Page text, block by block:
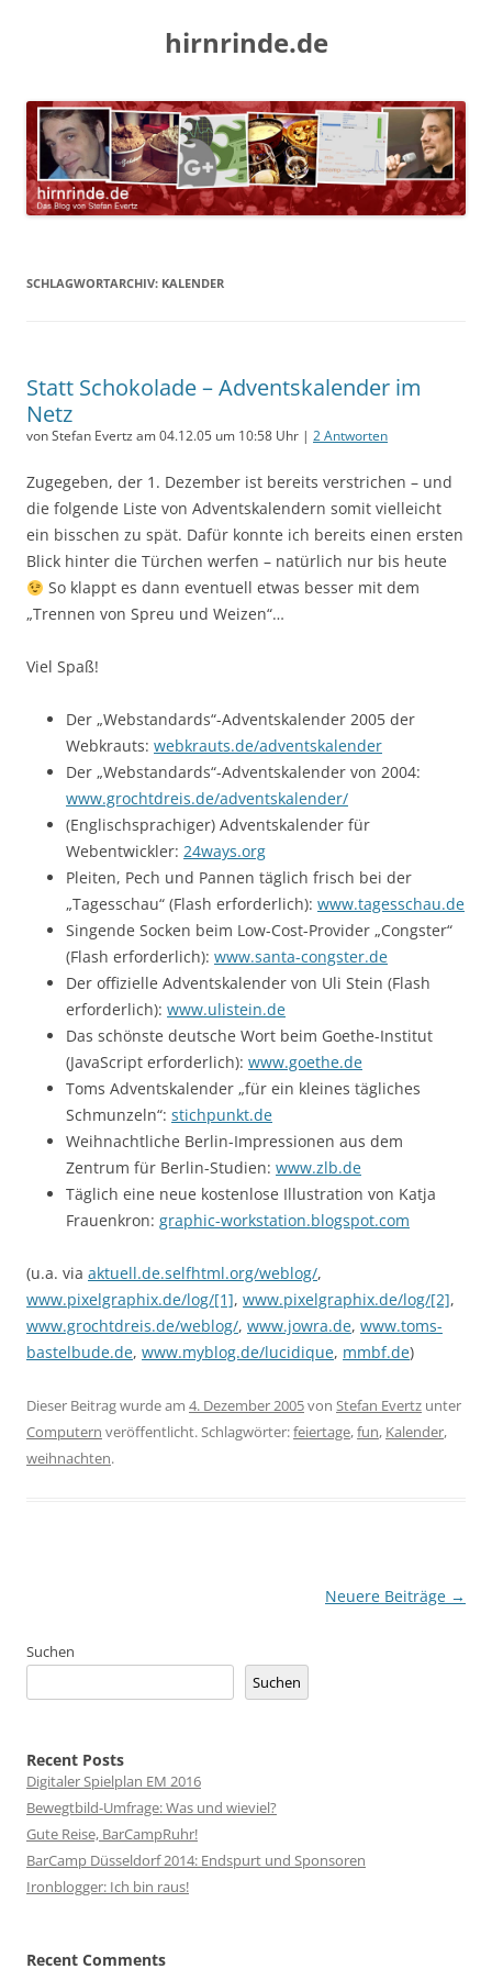
hirnrinde.de
SCHLAGWORTARCHIV: KALENDER
Statt Schokolade – Adventskalender im
Netz
von Stefan Evertz am 04.12.05 um 10:58 Uhr | 2 Antworten
Zugegeben, der 1. Dezember ist bereits verstrichen – und
die folgende Liste von Adventskalendern somit vielleicht
ein bisschen zu spät. Dafür konnte ich bereits einen ersten
Blick hinter die Türchen werfen – natürlich nur bis heute
So klappt es dann eventuell etwas besser mit dem
„Trennen von Spreu und Weizen“…
Viel Spaß!
Der „Webstandards“-Adventskalender 2005 der
Webkrauts: webkrauts.de/adventskalender
Der „Webstandards“-Adventskalender von 2004:
www.grochtdreis.de/adventskalender/
(Englischsprachiger) Adventskalender für
Webentwickler: 24ways.org
Pleiten, Pech und Pannen täglich frisch bei der
„Tagesschau“ (Flash erforderlich): www.tagesschau.de
Singende Socken beim Low-Cost-Provider „Congster“
(Flash erforderlich): www.santa-congster.de
Der offizielle Adventskalender von Uli Stein (Flash
erforderlich): www.ulistein.de
Das schönste deutsche Wort beim Goethe-Institut
(JavaScript erforderlich): www.goethe.de
Toms Adventskalender „für ein kleines tägliches
Schmunzeln“: stichpunkt.de
Weihnachtliche Berlin-Impressionen aus dem
Zentrum für Berlin-Studien: www.zlb.de
Täglich eine neue kostenlose Illustration von Katja
Frauenkron: graphic-workstation.blogspot.com
(u.a. via aktuell.de.selfhtml.org/weblog/,
www.pixelgraphix.de/log/[1], www.pixelgraphix.de/log/[2],
www.grochtdreis.de/weblog/, www.jowra.de, www.toms-
bastelbude.de, www.myblog.de/lucidique, mmbf.de)
Dieser Beitrag wurde am 4. Dezember 2005von Stefan Evertz unter
Computern veröffentlicht. Schlagwörter:feiertage,fun, Kalender,
weihnachten.
Neuere Beiträge →
Suchen
Suchen
Recent Posts
Digitaler Spielplan EM 2016
Bewegtbild-Umfrage: Was und wieviel?
Gute Reise, BarCampRuhr!
BarCamp Düsseldorf 2014: Endspurt und Sponsoren
Ironblogger: Ich bin raus!
Recent Comments